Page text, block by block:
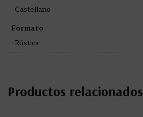
Castellano
Formato
Rústica
Productos relacionados